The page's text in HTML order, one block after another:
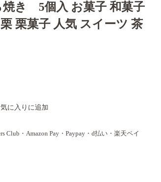
焼き 5個入 お菓子 和菓子
栗菓子 人気 スイーツ 茶
に入りに追加
Club・Amazon Pay・Paypay・d払い・楽天ペイ